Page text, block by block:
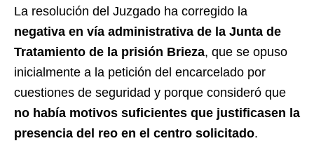
La resolución del Juzgado ha corregido la
negativa en vía administrativa de la Junta de
Tratamiento de la prisión Brieza, que se opuso
inicialmente a la petición del encarcelado por
cuestiones de seguridad y porque consideró que
no había motivos suficientes que justificasen la
presencia del reo en el centro solicitado.